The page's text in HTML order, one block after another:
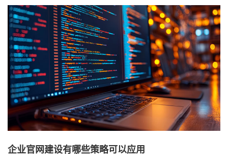
企业官网建设有哪些策略可以应用